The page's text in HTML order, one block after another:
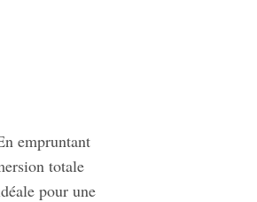
empruntant
totale
pour une